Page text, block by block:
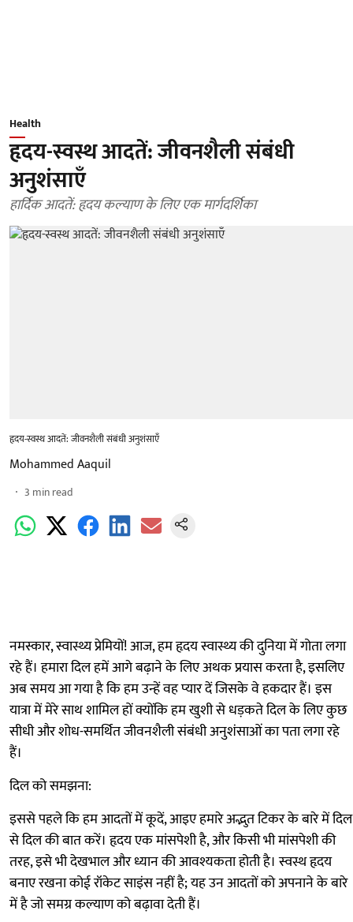
Health
हृदय-स्वस्थ आदतें: जीवनशैली संबंधी
अनुशंसाएँ
हार्दिक आदतें: हृदय कल्याण के लिए एक मार्गदर्शिका
हृदय-स्वस्थ आदतें: जीवनशैली संबंधी अनुशंसाएँ
Mohammed Aaquil
3 min read
नमस्कार, स्वास्थ्य प्रेमियों! आज, हम हृदय स्वास्थ्य की दुनिया में गोता लगा
रहे हैं। हमारा दिल हमें आगे बढ़ाने के लिए अथक प्रयास करता है, इसलिए
अब समय आ गया है कि हम उन्हें वह प्यार दें जिसके वे हकदार हैं। इस
यात्रा में मेरे साथ शामिल हों क्योंकि हम खुशी से धड़कते दिल के लिए कुछ
सीधी और शोध-समर्थित जीवनशैली संबंधी अनुशंसाओं का पता लगा रहे
हैं।
दिल को समझना:
इससे पहले कि हम आदतों में कूदें, आइए हमारे अद्भुत टिकर के बारे में दिल
से दिल की बात करें। हृदय एक मांसपेशी है, और किसी भी मांसपेशी की
तरह, इसे भी देखभाल और ध्यान की आवश्यकता होती है। स्वस्थ हृदय
बनाए रखना कोई रॉकेट साइंस नहीं है; यह उन आदतों को अपनाने के बारे
में है जो समग्र कल्याण को बढ़ावा देती हैं।